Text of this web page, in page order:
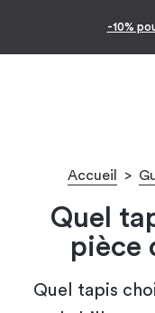
-10%
Accueil >
Quel
pièce
Quel tapis